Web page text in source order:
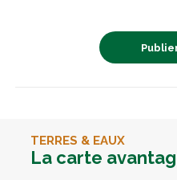
TERRES & EAUX
La carte